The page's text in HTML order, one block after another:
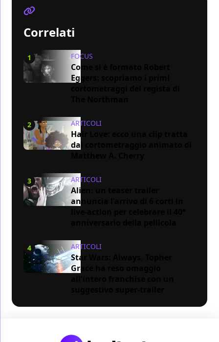
Correlati
1 FOCUS
Come si è formato Robert
Eggers: scopriamo i primi
2 ARTICOLI
Hair Love: ecco una clip tratta
dal cortometraggio animato di
3 ARTICOLI
Alien: un teaser trailer
annuncia l'arrivo di 6 corti in
4 ARTICOLI
Star Wars: Always, Topher
Grace ha reso omaggio